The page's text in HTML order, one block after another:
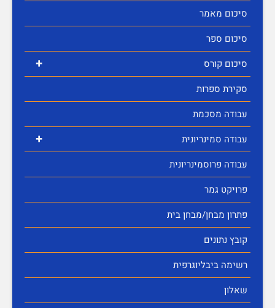
סיכום מאמר
סיכום ספר
+
סיכום קורס
סקירת ספרות
עבודה מסכמת
+
עבודה סמינריונית
עבודה פרוסמינריונית
פרויקט גמר
פתרון מבחן/מבחן בית
קובץ נתונים
רשימה ביבליוגרפית
שאלון